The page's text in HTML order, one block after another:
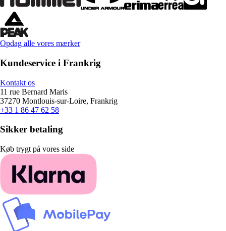
Opdag alle vores mærker
Kundeservice i Frankrig
Kontakt os
11 rue Bernard Maris
37270 Montlouis-sur-Loire, Frankrig
+33 1 86 47 62 58
Sikker betaling
Køb trygt på vores side